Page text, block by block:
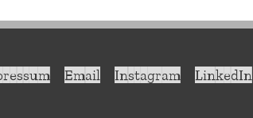
Email Instagram LinkedIn